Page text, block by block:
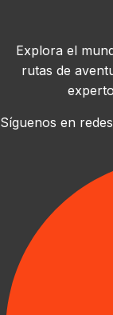
Explora el
rutas de
Síguenos en